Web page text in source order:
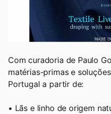
Com curadoria de Paulo
matérias-primas e
Portugal a partir de:
• Lãs e linho de origem